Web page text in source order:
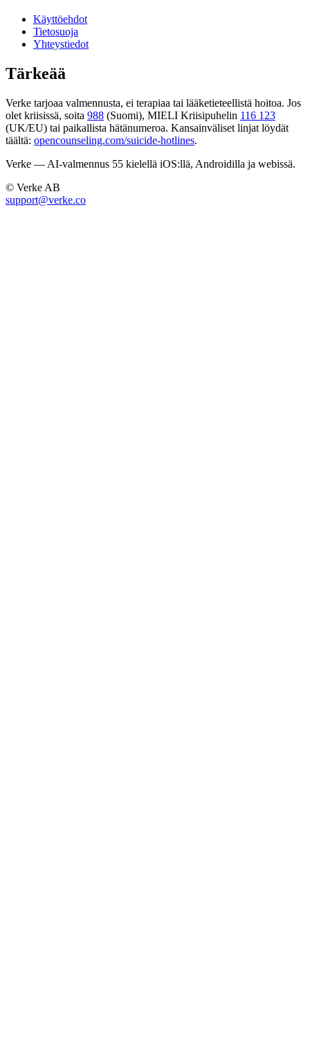
Käyttöehdot
Tietosuoja
Yhteystiedot
Tärkeää
Verke tarjoaa valmennusta, ei terapiaa tai lääketieteellistä hoitoa. Jos
olet kriisissä, soita 988 (Suomi), MIELI Kriisipuhelin 116 123
(UK/EU) tai paikallista hätänumeroa. Kansainväliset linjat löydät
täältä: opencounseling.com/suicide-hotlines.
Verke — AI-valmennus 55 kielellä iOS:llä, Androidilla ja webissä.
© Verke AB
support@verke.co